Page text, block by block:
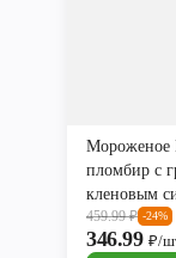
Мороженое
пломбир с
кленовым
450г БЗМЖ
459.99₽ -24%
346.99₽/